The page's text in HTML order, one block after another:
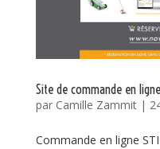
Site de commande en ligne
par Camille Zammit|
Commande en ligne